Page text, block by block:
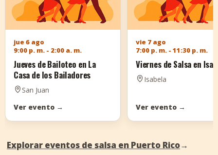
jue 6 ago
9:00 p. m. - 2:00 a. m.
Jueves de Bailoteo en La
Casa de los Bailadores
San Juan
Ver evento →
vie 7 ago
7:00 p. m. - 11:30 p. m.
Viernes de Salsa en
Isabela
Ver evento →
Explorar eventos de salsa en Puerto Rico→